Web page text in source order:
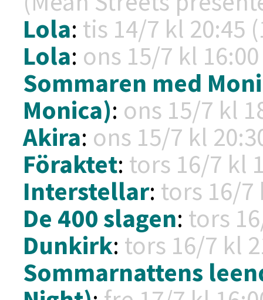
Lola: tis 14/7 kl 20:45
Lola: ons 15/7 kl
Sommaren med
Monica): ons 15/7 kl
Akira: ons 15/7 kl
Föraktet: tors 16/7 kl
Interstellar: tors 16/
De 400 slagen: tors
Dunkirk: tors 16/7 kl
Sommarnattens